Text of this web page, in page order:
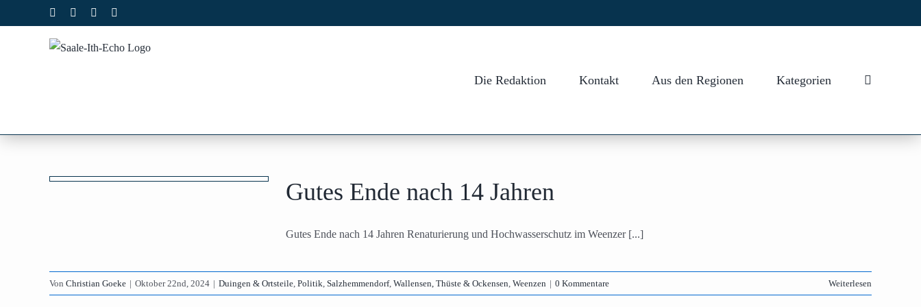
Inhalt
Facebook Instagram
Die Redaktion Kontakt Aus den Regionen Kategorien
Gutes Ende nach 14 Jahren
Gutes Ende nach 14 Jahren Renaturierung und Hochwasserschutz im Weenzer [...]
Von Christian Goeke | Oktober 22nd, 2024 | Duingen & Ortsteile, Politik, Salzhemmendorf, Wallensen, Thüste & Ockensen, Weenzen | 0 Kommentare Weiterlesen